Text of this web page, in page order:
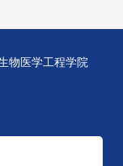
物医学工程学院